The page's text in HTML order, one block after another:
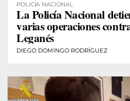
POLICÍA NACIONAL
La Policía Nacional
varias operaciones
Leganés
DIEGO DOMINGO RODRÍGUEZ